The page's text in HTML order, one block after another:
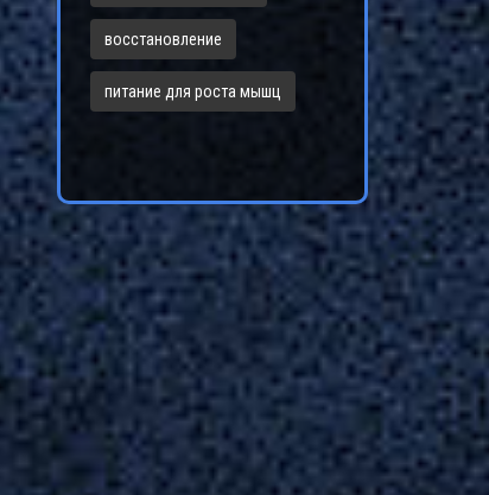
восстановление
питание для роста мышц